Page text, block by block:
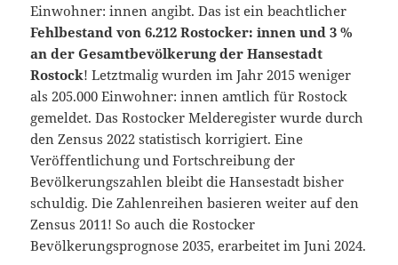
Einwohner: innen angibt. Das ist ein beachtlicher
Fehlbestand von 6.212 Rostocker: innen und 3 %
an der Gesamtbevölkerung der Hansestadt
Rostock! Letztmalig wurden im Jahr 2015 weniger
als 205.000 Einwohner: innen amtlich für Rostock
gemeldet. Das Rostocker Melderegister wurde durch
den Zensus 2022 statistisch korrigiert. Eine
Veröffentlichung und Fortschreibung der
Bevölkerungszahlen bleibt die Hansestadt bisher
schuldig. Die Zahlenreihen basieren weiter auf den
Zensus 2011! So auch die Rostocker
Bevölkerungsprognose 2035, erarbeitet im Juni 2024.